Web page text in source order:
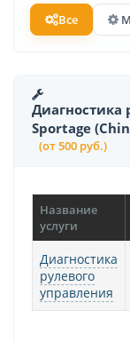
Все
Диагностика
Sportage
(от 500 руб.)
Название
услуги
Диагностика
рулевого
управления